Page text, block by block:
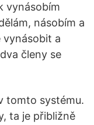
vynásobím
násobím a
vynásobit a
členy se
tomto systému.
ta je přibližně